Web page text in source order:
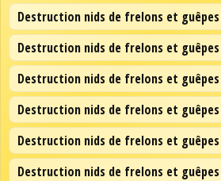
Destruction nids de frelons et
Destruction nids de frelons et
Destruction nids de frelons et
Destruction nids de frelons et
Destruction nids de frelons et
Destruction nids de frelons et